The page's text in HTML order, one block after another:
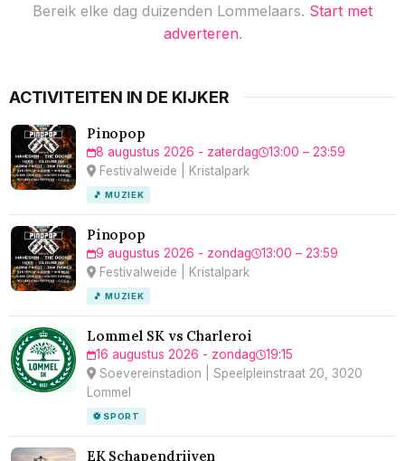
Bereik elke dag duizenden Lommelaars. Start met
adverteren.
ACTIVITEITEN IN DE KIJKER
Pinopop
8 augustus 2026 - zaterdag
13:00 – 23:59
Festivalweide | Kristalpark
🎵 MUZIEK
Pinopop
9 augustus 2026 - zondag
13:00 – 23:59
Festivalweide | Kristalpark
🎵 MUZIEK
Lommel SK vs Charleroi
16 augustus 2026 - zondag
19:15
Soevereinstadion | Speelpleinstraat 20, 3020
Lommel
⚽ SPORT
EK Schapendrijven